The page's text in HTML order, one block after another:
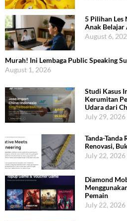
5 Pilihan Les
Anak Belajar
August 6,
Murah! Ini Lembaga Public Speaking
August 1, 2026
Studi Kasus
Kerumitan
Udara dari
July 29, 2026
Tanda-
Renovasi,
July 22, 2026
Diamond
Pemain
July 22, 2026